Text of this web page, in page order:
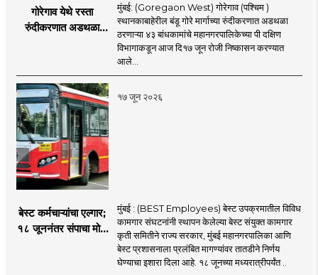
गोरेगाव येथे रस्ता
रुंदीकरणात अडथळा
मुंबई: (Goregaon West) गोरेगाव (पश्चिम )
स्थानकाबाहेरील बंडू गोरे मार्गाच्या रुंदीकरणात अडथळा
ठरणाऱ्या ४३ बांधकामांचे महानगरपालिकेच्या पी दक्षिण
विभागाकडून आज दि१७ जून रोजी निष्कासन करण्यात
आले...
१७ जून २०२६
बेस्ट कर्मचाऱ्यांचा एल्गार;
१८ जूननंतर संपाचा मोठा
मुंबई : (BEST Employees) बेस्ट उपक्रमातील विविध
कामगार संघटनांनी स्थापन केलेल्या बेस्ट संयुक्त कामगार
कृती समितीने राज्य सरकार, मुंबई महानगरपालिका आणि
बेस्ट प्रशासनाला प्रलंबित मागण्यांवर तातडीने निर्णय
घेण्याचा इशारा दिला आहे. १८ जूनच्या मध्यरात्रीपर्यंत ..